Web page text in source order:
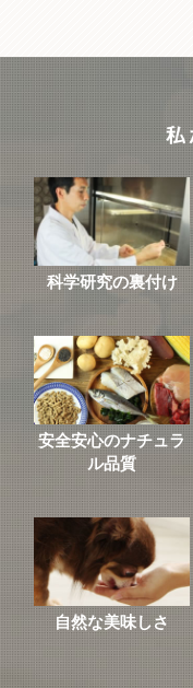
科学研究の裏付け
安全安心のナチュラ
ル品質
自然な美味しさ